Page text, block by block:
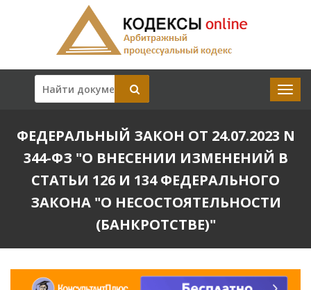
ФЕДЕРАЛЬНЫЙ ЗАКОН ОТ 24.07.2023 N
344-ФЗ "О ВНЕСЕНИИ ИЗМЕНЕНИЙ В
СТАТЬИ 126 И 134 ФЕДЕРАЛЬНОГО
ЗАКОНА "О НЕСОСТОЯТЕЛЬНОСТИ
(БАНКРОТСТВЕ)"